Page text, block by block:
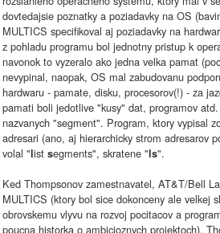
dovtedajsie poznatky a poziadavky na OS
MULTICS specifikoval aj poziadavky na
z pohladu programu bol jednotny pristup k
navonok to vyzeralo ako jedna velka pamat
nevypinal, naopak, OS mal zabudovanu
hardwaru - pamate, disku, procesorov(!) - za
pamati boli jedotlive "kusy" dat, programov
nazvanych "segment". Program, ktory vypisal
adresari (ano, aj hierarchicky strom adresarov
volal "list segments", skratene "ls".
Ked Thompsonov zamestnavatel, AT&T/Bell
MULTICS (ktory bol sice dokonceny ale velkej
obrovskemu vlyvu na rozvoj pocitacov a
poucna historka o ambicioznych projektoch),